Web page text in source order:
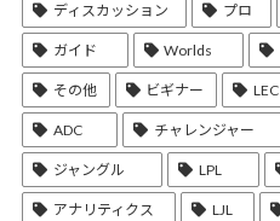
ディスカッション プロ
ガイド Worlds
その他 ビギナー LEC
ADC チャレンジャー
ジャングル LPL
アナリティクス LJL